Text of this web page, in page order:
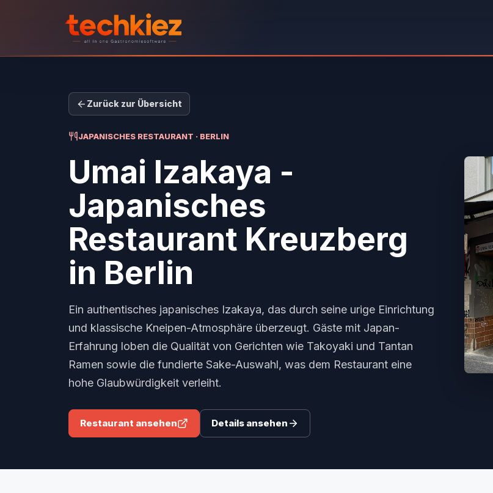
Zurück zur Übersicht
JAPANISCHES RESTAURANT · BERLIN
Umai Izakaya -
Japanisches
Restaurant Kreuzberg
in Berlin
Ein authentisches japanisches Izakaya, das durch seine urige Einrichtung
und klassische Kneipen-Atmosphäre überzeugt. Gäste mit Japan-
Erfahrung loben die Qualität von Gerichten wie Takoyaki und Tantan
Ramen sowie die fundierte Sake-Auswahl, was dem Restaurant eine
hohe Glaubwürdigkeit verleiht.
Restaurant ansehen Details ansehen